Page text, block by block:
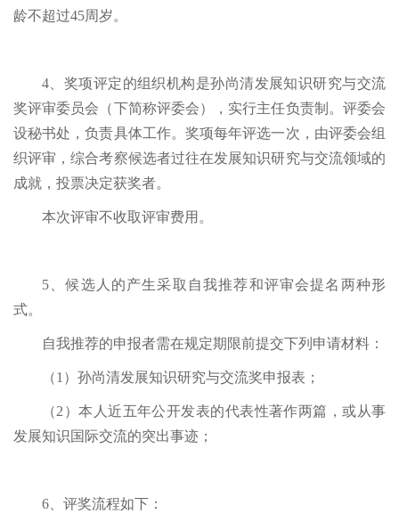
龄不超过45周岁。
4、奖项评定的组织机构是孙尚清发展知识研究与交流
奖评审委员会（下简称评委会），实行主任负责制。评委会
设秘书处，负责具体工作。奖项每年评选一次，由评委会组
织评审，综合考察候选者过往在发展知识研究与交流领域的
成就，投票决定获奖者。
本次评审不收取评审费用。
5、候选人的产生采取自我推荐和评审会提名两种形
式。
自我推荐的申报者需在规定期限前提交下列申请材料：
（1）孙尚清发展知识研究与交流奖申报表；
（2）本人近五年公开发表的代表性著作两篇，或从事
发展知识国际交流的突出事迹；
6、评奖流程如下：